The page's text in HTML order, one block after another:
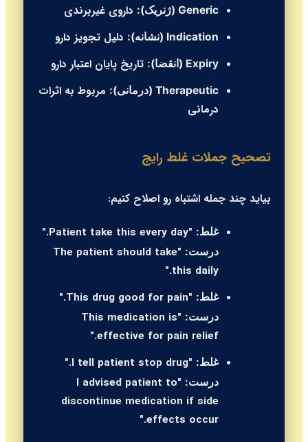
Generic (ژنریک): داروی غیربرندی
Indication (نشانه): دلیل تجویز دارو
Expiry (انقضا): تاریخ پایان اعتبار دارو
Therapeutic (درمانی):
مربوط به اثرات
درمانی
تصحیح جملات غلط رایج
بیاید چند جمله اشتباه رو اصلاح کنیم:
غلط: "Patient take this every day."
درست:
"The patient should take
this daily."
غلط: "This drug good for pain."
درست:
"This medication is
effective for pain relief."
غلط: "I tell patient stop drug."
درست:
"I advised patient to
discontinue medication if side
effects occur."